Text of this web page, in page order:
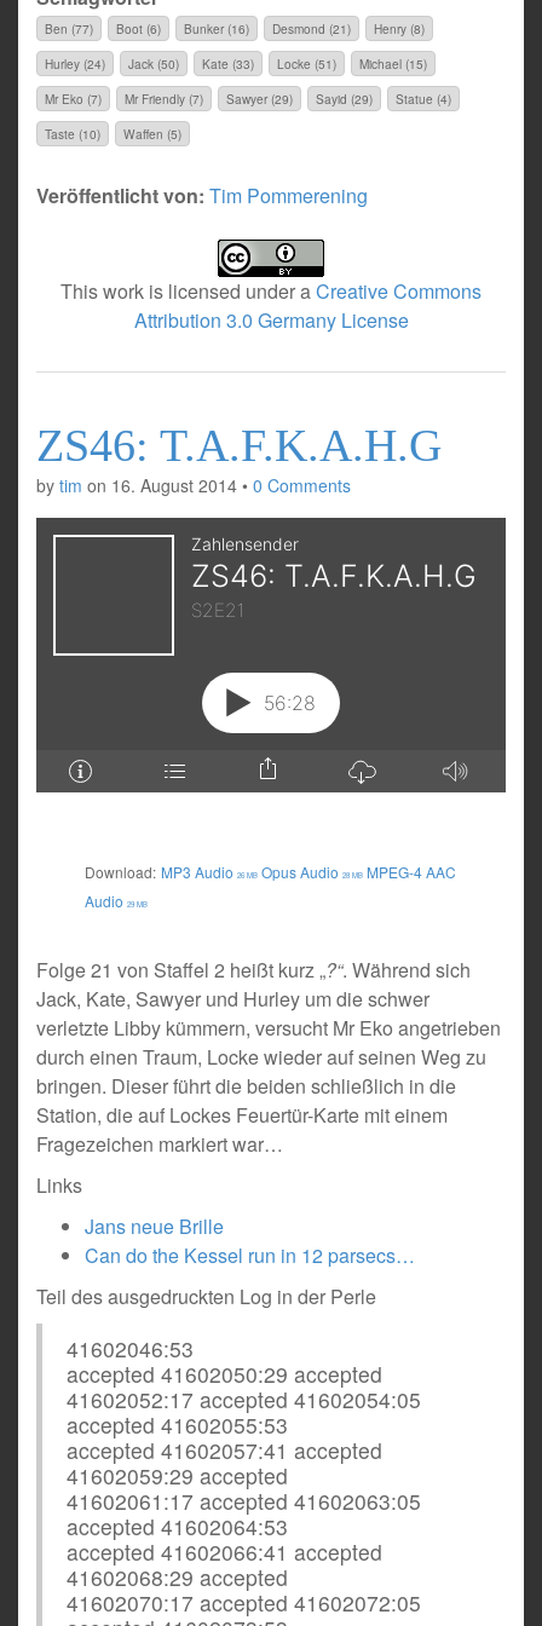
Ben (77) Boot (6) Bunker (16) Desmond (21)
Henry (8)
Hurley (24)
Jack (50) Kate (33) Locke (51)
Michael (15)
Mr Eko (7)
Mr Friendly (7) Sawyer (29) Sayid (29)
Statue (4)
Taste (10)
Waffen (5)
Veröffentlicht von: Tim Pommerening
This work is licensed under aCreative Commons
Attribution 3.0 Germany License
ZS46: T.A.F.K.A.H.G
by tim on 16. August 2014 • 0 Comments
Download: MP3 Audio 26 MB Opus Audio 28 MB MPEG-4 AAC
Audio 29 MB
Folge 21 von Staffel 2 heißt kurz „?“. Während sich
Jack, Kate, Sawyer und Hurley um die schwer
verletzte Libby kümmern, versucht Mr Eko angetrieben
durch einen Traum, Locke wieder auf seinen Weg zu
bringen. Dieser führt die beiden schließlich in die
Station, die auf Lockes Feuertür-Karte mit einem
Fragezeichen markiert war…
Links
Jans neue Brille
Can do the Kessel run in 12 parsecs…
Teil des ausgedruckten Log in der Perle
41602046:53
accepted 41602050:29 accepted
41602052:17 accepted 41602054:05
accepted 41602055:53
accepted 41602057:41 accepted
41602059:29 accepted
41602061:17 accepted 41602063:05
accepted 41602064:53
accepted 41602066:41 accepted
41602068:29 accepted
41602070:17 accepted 41602072:05